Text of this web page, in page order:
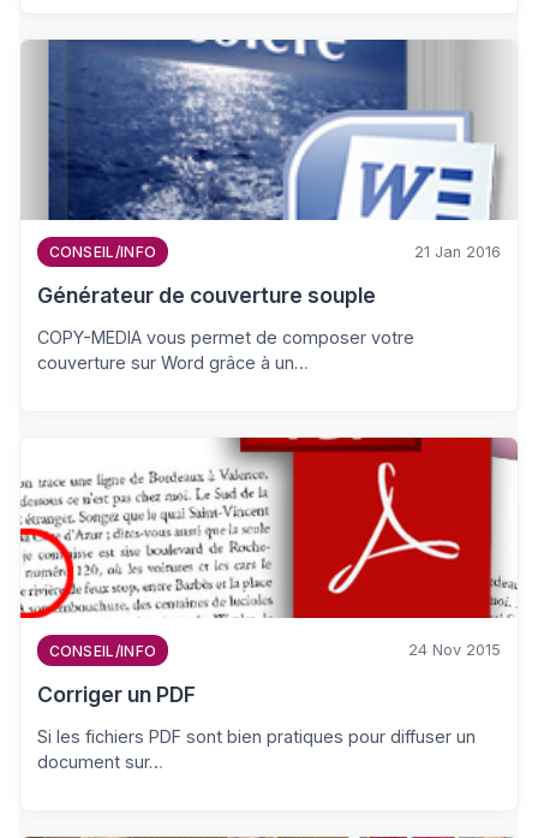
CONSEIL/INFO 21 Jan 2016
Générateur de couverture souple
COPY-MEDIA vous permet de composer votre
couverture sur Word grâce à un…
CONSEIL/INFO 24 Nov 2015
Corriger un PDF
Si les fichiers PDF sont bien pratiques pour diffuser un
document sur…